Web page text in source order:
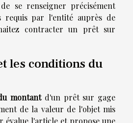
se renseigner précisément
requis par l'entité auprès de
contracter un prêt sur
les conditions du
montantd'un prêt sur gage
de la valeur de l'objet mis